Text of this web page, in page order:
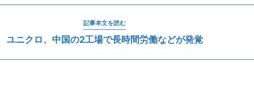
記事本文を読む
ユニクロ、中国の2工場で長時間労働などが発覚